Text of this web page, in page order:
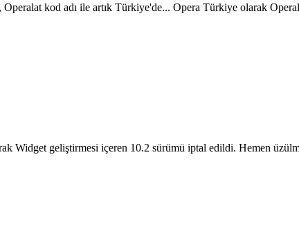
kod adı ile artık Türkiye'de... Opera Türkiye olarak
Widget geliştirmesi içeren 10.2 sürümü iptal edildi. Hemen